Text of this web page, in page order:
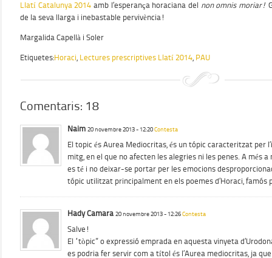
Llatí Catalunya 2014 amb l’esperança horaciana del non omnis moriar!
de la seva llarga i inebastable pervivència!
Margalida Capellà i Soler
Etiquetes:Horaci, Lectures prescriptives Llatí 2014, PAU
Comentaris: 18
Naim 20 novembre 2013 - 12:20Contesta
El topic és Aurea Mediocritas, és un tópic caracteritzat per
mitg, en el que no afecten les alegries ni les penes. A més
es té i no deixar-se portar per les emocions
tópic utilitzat principalment en els poemes d’Horaci, famós
Hady Camara 20 novembre 2013 - 12:26Contesta
Salve!
El “tòpic” o expressió emprada en aquesta vinyeta
es podria fer servir com a títol és l’Aurea mediocritas, ja